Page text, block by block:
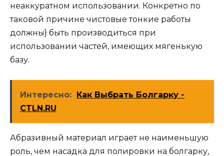
неаккуратном использовании. Конкретно по
таковой причине чистовые тонкие работы
должны} быть производиться при
использовании частей, имеющих мягенькую
базу.
Интересно: Как Выбрать Болгарку -
CTLN.RU
Абразивный материал играет не наименьшую
роль, чем насадка для полировки на болгарку,